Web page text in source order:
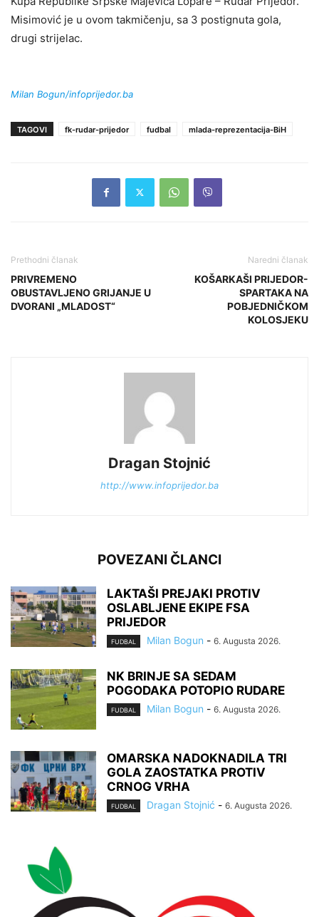
Misimović je u ovom takmičenju, sa 3 postignuta gola,
drugi strijelac.
Milan Bogun/infoprijedor.ba
TAGOVI fk-rudar-prijedor fudbal mlada-reprezentacija-BiH
Prethodni članak
PRIVREMENO
OBUSTAVLJENO GRIJANJE U
DVORANI „MLADOST“
Naredni članak
KOŠARKAŠI PRIJEDOR-
SPARTAKA NA
POBJEDNIČKOM
KOLOSJEKU
Dragan Stojnić
http://www.infoprijedor.ba
POVEZANI ČLANCI
LAKTAŠI PREJAKI PROTIV
OSLABLJENE EKIPE FSA
PRIJEDOR
FUDBAL Milan Bogun - 6. Augusta 2026.
NK BRINJE SA SEDAM
POGODAKA POTOPIO RUDARE
FUDBAL Milan Bogun - 6. Augusta 2026.
OMARSKA NADOKNADILA TRI
GOLA ZAOSTATKA PROTIV
CRNOG VRHA
FUDBAL Dragan Stojnić - 6. Augusta 2026.